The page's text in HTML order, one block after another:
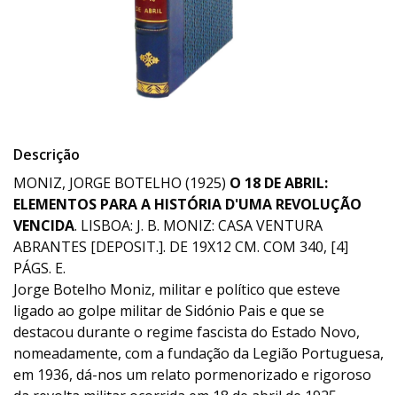
Descrição
MONIZ, JORGE BOTELHO (1925) O 18 DE ABRIL:
ELEMENTOS PARA A HISTÓRIA D'UMA REVOLUÇÃO
VENCIDA. LISBOA: J. B. MONIZ: CASA VENTURA
ABRANTES [DEPOSIT.]. DE 19X12 CM. COM 340, [4]
PÁGS. E.
Jorge Botelho Moniz, militar e político que esteve
ligado ao golpe militar de Sidónio Pais e que se
destacou durante o regime fascista do Estado Novo,
nomeadamente, com a fundação da Legião Portuguesa,
em 1936, dá-nos um relato pormenorizado e rigoroso